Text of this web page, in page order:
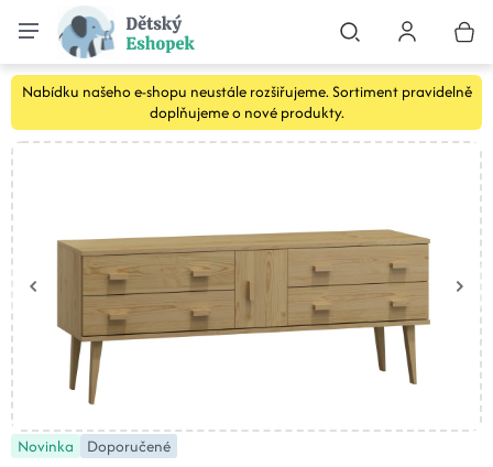
Nabídku našeho e-shopu neustále rozšiřujeme. Sortiment pravidelně
doplňujeme o nové produkty.
Novinka Doporučené